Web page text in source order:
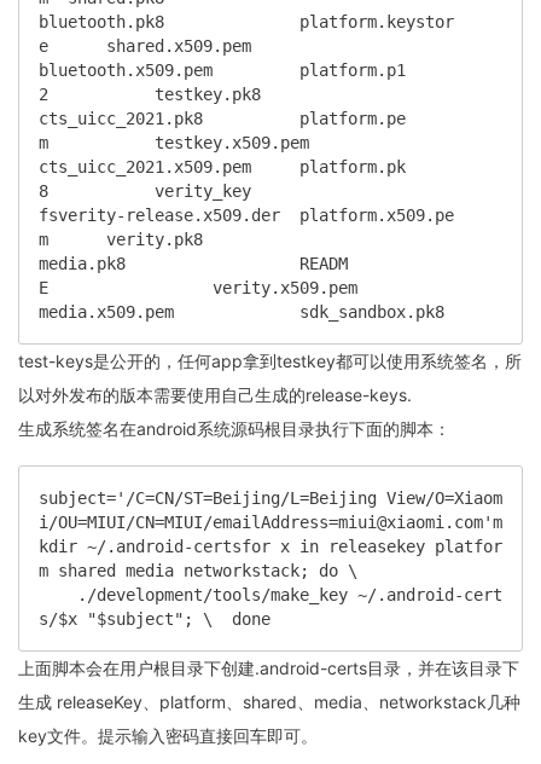
bluetooth.pk8              platform.keystor
e      shared.x509.pem
bluetooth.x509.pem         platform.p1
2           testkey.pk8
cts_uicc_2021.pk8          platform.pe
m           testkey.x509.pem
cts_uicc_2021.x509.pem     platform.pk
8           verity_key
fsverity-release.x509.der  platform.x509.pe
m      verity.pk8
media.pk8                  READM
E                 verity.x509.pem
media.x509.pem             sdk_sandbox.pk8
test-keys是公开的，任何app拿到testkey都可以使用系统签名，所
以对外发布的版本需要使用自己生成的release-keys.
生成系统签名在android系统源码根目录执行下面的脚本：
subject='/C=CN/ST=Beijing/L=Beijing View/O=Xiaom
i/OU=MIUI/CN=MIUI/emailAddress=miui@xiaomi.com'm
kdir ~/.android-certsfor x in releasekey platfor
m shared media networkstack; do \
./development/tools/make_key ~/.android-cert
s/$x "$subject"; \  done
上面脚本会在用户根目录下创建.android-certs目录，并在该目录下
生成 releaseKey、platform、shared、media、networkstack几种
key文件。提示输入密码直接回车即可。